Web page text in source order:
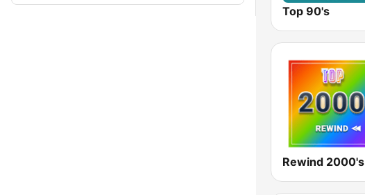
Top 90's
Rewind 2000's